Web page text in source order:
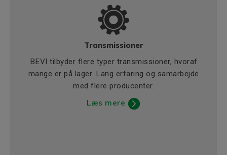
Transmissioner
BEVI tilbyder flere typer transmissioner, hvoraf
mange er på lager. Lang erfaring og samarbejde
med flere producenter.
Læs mere